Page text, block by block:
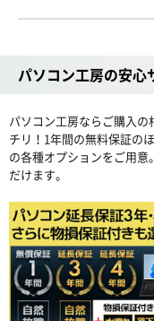
パソコン工房の安心
パソコン工房ならご購入
チリ！1年間の無料保証の
の各種オプションをご用
だけます。